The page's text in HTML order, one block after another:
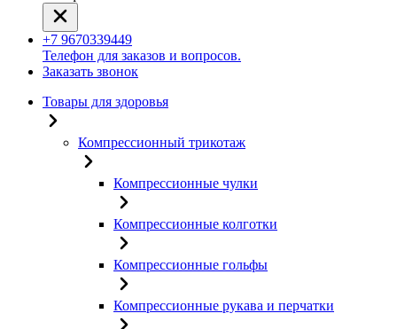
+7 9670339449
Телефон для заказов и вопросов.
Заказать звонок
Товары для здоровья
Компрессионный трикотаж
Компрессионные чулки
Компрессионные колготки
Компрессионные гольфы
Компрессионные рукава и перчатки